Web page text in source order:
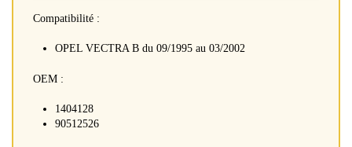
Compatibilité :
OPEL VECTRA B du 09/1995 au 03/2002
OEM :
1404128
90512526